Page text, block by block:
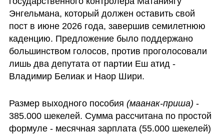
Энгельмана, который должен оставить свой
пост в июне 2026 года, завершив семилетнюю
каденцию. Предложение было поддержано
большинством голосов, против проголосовали
лишь два депутата от партии Еш атид -
Владимир Белиак и Наор Шири.
Размер выходного пособия (маанак-приша) -
385.000 шекелей. Сумма рассчитана по простой
формуле - месячная зарплата (55.000 шекелей)